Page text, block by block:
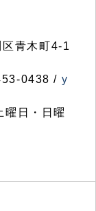
青木町4-1
0438 / y
日・日曜